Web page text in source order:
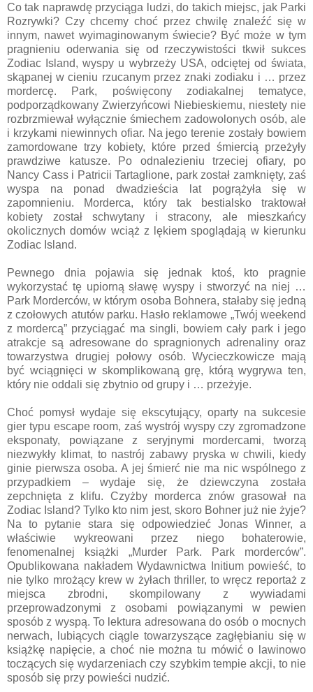
Co tak naprawdę przyciąga ludzi, do takich miejsc, jak Parki
Rozrywki? Czy chcemy choć przez chwilę znaleźć się w
innym, nawet wyimaginowanym świecie? Być może w tym
pragnieniu oderwania się od rzeczywistości tkwił sukces
Zodiac Island, wyspy u wybrzeży USA, odciętej od świata,
skąpanej w cieniu rzucanym przez znaki zodiaku i … przez
mordercę. Park, poświęcony zodiakalnej tematyce,
podporządkowany Zwierzyńcowi Niebieskiemu, niestety nie
rozbrzmiewał wyłącznie śmiechem zadowolonych osób, ale
i krzykami niewinnych ofiar. Na jego terenie zostały bowiem
zamordowane trzy kobiety, które przed śmiercią przeżyły
prawdziwe katusze. Po odnalezieniu trzeciej ofiary, po
Nancy Cass i Patricii Tartaglione, park został zamknięty, zaś
wyspa na ponad dwadzieścia lat pogrążyła się w
zapomnieniu. Morderca, który tak bestialsko traktował
kobiety został schwytany i stracony, ale mieszkańcy
okolicznych domów wciąż z lękiem spoglądają w kierunku
Zodiac Island.
Pewnego dnia pojawia się jednak ktoś, kto pragnie
wykorzystać tę upiorną sławę wyspy i stworzyć na niej …
Park Morderców, w którym osoba Bohnera, stałaby się jedną
z czołowych atutów parku. Hasło reklamowe „Twój weekend
z mordercą” przyciągać ma singli, bowiem cały park i jego
atrakcje są adresowane do spragnionych adrenaliny oraz
towarzystwa drugiej połowy osób. Wycieczkowicze mają
być wciągnięci w skomplikowaną grę, którą wygrywa ten,
który nie oddali się zbytnio od grupy i … przeżyje.
Choć pomysł wydaje się ekscytujący, oparty na sukcesie
gier typu escape room, zaś wystrój wyspy czy zgromadzone
eksponaty, powiązane z seryjnymi mordercami, tworzą
niezwykły klimat, to nastrój zabawy pryska w chwili, kiedy
ginie pierwsza osoba. A jej śmierć nie ma nic wspólnego z
przypadkiem – wydaje się, że dziewczyna została
zepchnięta z klifu. Czyżby morderca znów grasował na
Zodiac Island? Tylko kto nim jest, skoro Bohner już nie żyje?
Na to pytanie stara się odpowiedzieć Jonas Winner, a
właściwie wykreowani przez niego bohaterowie,
fenomenalnej książki „Murder Park. Park morderców”.
Opublikowana nakładem Wydawnictwa Initium powieść, to
nie tylko mrożący krew w żyłach thriller, to wręcz reportaż z
miejsca zbrodni, skompilowany z wywiadami
przeprowadzonymi z osobami powiązanymi w pewien
sposób z wyspą. To lektura adresowana do osób o mocnych
nerwach, lubiących ciągle towarzyszące zagłębianiu się w
książkę napięcie, a choć nie można tu mówić o lawinowo
toczących się wydarzeniach czy szybkim tempie akcji, to nie
sposób się przy powieści nudzić.